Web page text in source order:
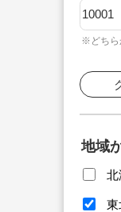
※どちら
地域
北
東